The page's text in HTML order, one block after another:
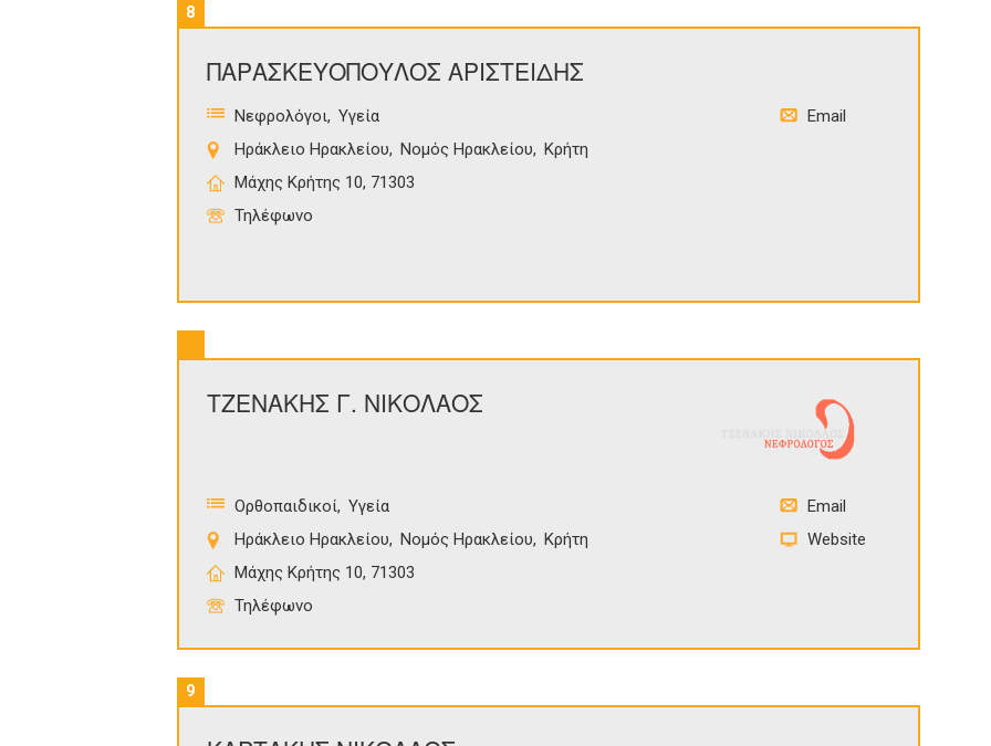
8
ΠΑΡΑΣΚΕΥΟΠΟΥΛΟΣ ΑΡΙΣΤΕΙΔΗΣ
Νεφρολόγοι Υγεία
Ηράκλειο Ηρακλείου
Νομός Ηρακλείου
Κρήτη
Μάχης Κρήτης 10, 71303
Τηλέφωνο
Email
ΤΖΕΝΑΚΗΣ Γ. ΝΙΚΟΛΑΟΣ
Ορθοπαιδικοί Υγεία
Ηράκλειο Ηρακλείου
Νομός Ηρακλείου
Κρήτη
Μάχης Κρήτης 10, 71303
Τηλέφωνο
Email
Website
9